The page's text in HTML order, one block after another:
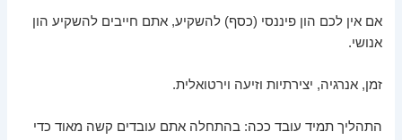
אם אין לכם הון פיננסי (כסף) להשקיע, אתם חייבים להשקיע הון
אנושי.
זמן, אנרגיה, יצירתיות וזיעה וירטואלית.
התהליך תמיד עובד ככה: בהתחלה אתם עובדים קשה מאוד כדי